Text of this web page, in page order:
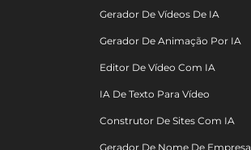
Gerador De Vídeos De IA
Gerador De Animação Por IA
Editor De Vídeo Com IA
IA De Texto Para Vídeo
Construtor De Sites Com IA
Gerador De Nome De Empresa